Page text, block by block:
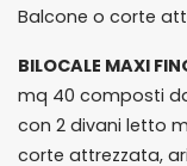
Balcone o corte
BILOCALE MAXI
mq 40 composti
con 2 divani letto
corte attrezzata,